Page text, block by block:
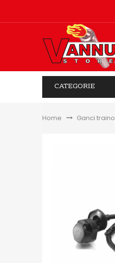
CATEGORIE
Home &gt;Ganci traino